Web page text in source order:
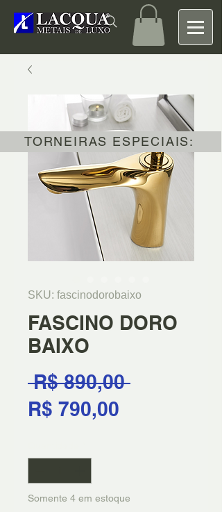
SKU: fascinodorobaixo
FASCINO DORO
BAIXO
R$ 890,00 Preço
R$ 790,00
Somente 4 em estoque
TORNEIRAS ESPECIAIS: